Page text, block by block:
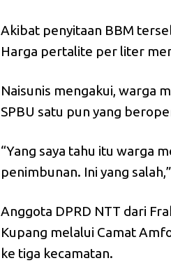
Akibat penyitaan BBM
Harga pertalite per liter
Naisunis mengakui, warga
SPBU satu pun yang
“Yang saya tahu itu warga
penimbunan. Ini yang
Anggota DPRD NTT dari
Kupang melalui Camat
ke tiga kecamatan.